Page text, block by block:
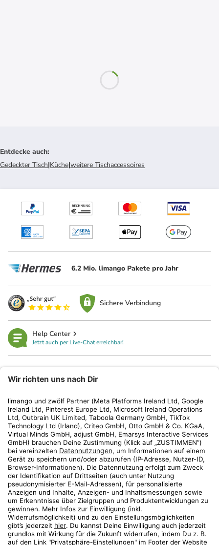
Entdecke auch:
Gedeckter Tisch|Küche|weitere Tischaccessoires
6.2 Mio. limango Pakete pro Jahr
Sichere Verbindung
Help Center
Jetzt auch per Live-Chat erreichbar!
Kundenservice
Shop
Aktionen
Travel